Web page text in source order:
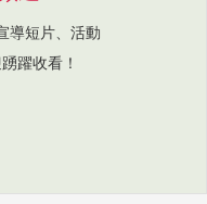
導短片、活動
躍收看！